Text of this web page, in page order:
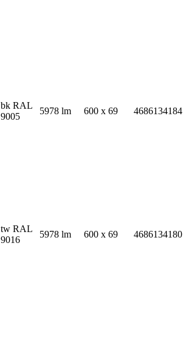
bk RAL
9005
5978 lm 600 x 69 4686134184
tw RAL
9016
5978 lm 600 x 69 4686134180